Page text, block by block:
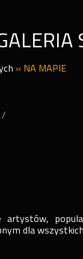
» NA MAPIE
artystów,
dla